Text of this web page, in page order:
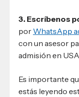
3. Escríbenos
por WhatsApp
con un asesor
admisión en
Es importante
estás leyendo